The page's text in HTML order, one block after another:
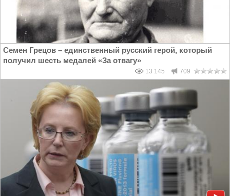
Семен Грецов – единственный русский герой, который
получил шесть медалей «За отвагу»
13 145 709